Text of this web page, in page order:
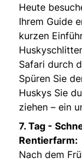
Heute
Ihrem Guide
kurzen
Safari durch
Spüren Sie
Huskys Sie
ziehen – ein
7. Tag -
Rentierfarm:
Nach dem